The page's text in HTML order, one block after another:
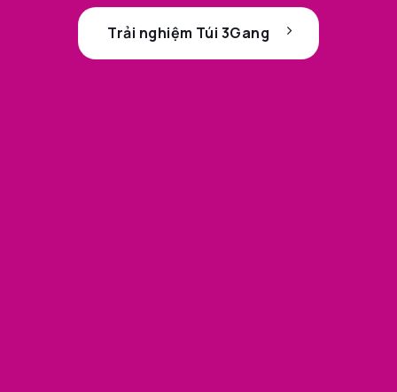
Trải nghiệm Túi 3Gang